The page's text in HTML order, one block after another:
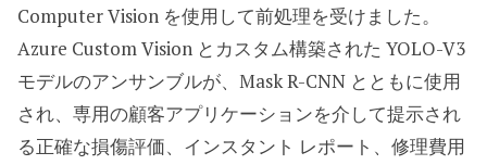
Computer Vision を使用して前処理を受けました。
Azure Custom Vision とカスタム構築された YOLO-V3
モデルのアンサンブルが、Mask R-CNN とともに使用
され、専用の顧客アプリケーションを介して提示され
る正確な損傷評価、インスタント レポート、修理費用